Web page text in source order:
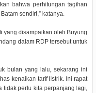
bahwa perhitungan tagihan
sendiri,” katanya.
yang disampaikan oleh Buyung
dalam RDP tersebut untuk
bulan yang lalu, sekarang ini
kenaikan tarif listrik. Ini rapat
tidak perlu kita perpanjang lagi,